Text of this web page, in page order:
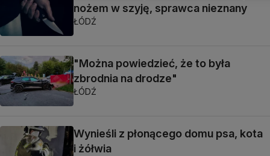
nożem w szyję, sprawca nieznany
ŁÓDŹ
"Można powiedzieć, że to była
zbrodnia na drodze"
ŁÓDŹ
Wynieśli z płonącego domu psa, kota
i żółwia